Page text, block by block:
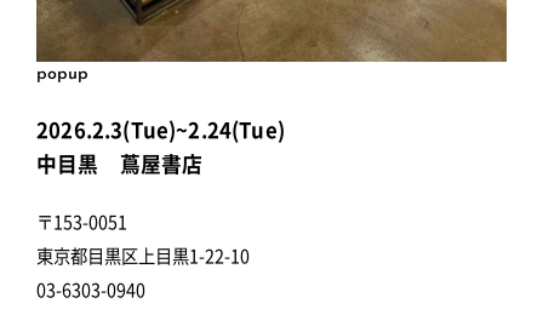
popup
2026.2.3(Tue)~2.24(Tue)
中目黒 蔦屋書店
〒153-0051
東京都目黒区上目黒1-22-10
03-6303-0940